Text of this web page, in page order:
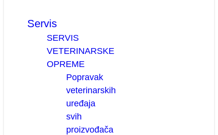
Servis
SERVIS
VETERINARSKE
OPREME
Popravak
veterinarskih
uređaja
svih
proizvođača